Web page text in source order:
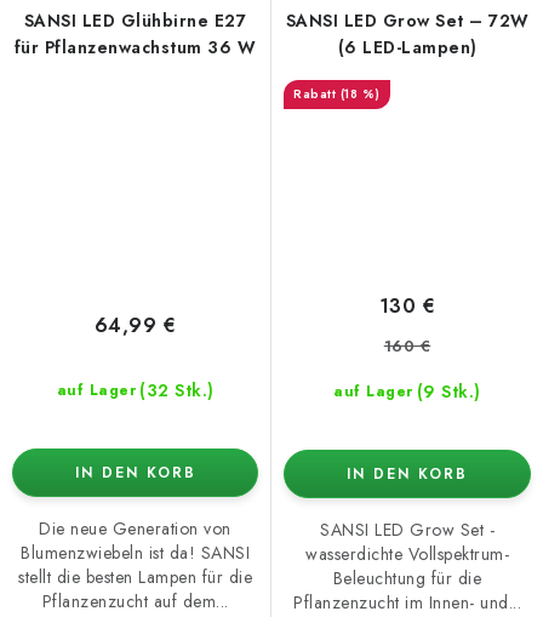
SANSI LED Glühbirne E27
für Pflanzenwachstum 36 W
auf Lager (32 Stk.)
64,99 €
IN DEN KORB
Die neue Generation von
Blumenzwiebeln ist da! SANSI
stellt die besten Lampen für die
Pflanzenzucht auf dem...
SANSI LED Grow Set – 72W
(6 LED-Lampen)
(18 %)
auf Lager (9 Stk.)
130 €
160 €
IN DEN KORB
SANSI LED Grow Set -
wasserdichte Vollspektrum-
Beleuchtung für die
Pflanzenzucht im Innen- und...